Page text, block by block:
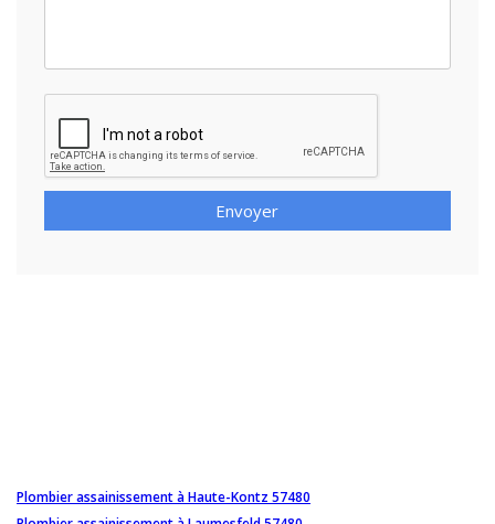
Envoyer
Plombier assainissement à Haute-Kontz 57480